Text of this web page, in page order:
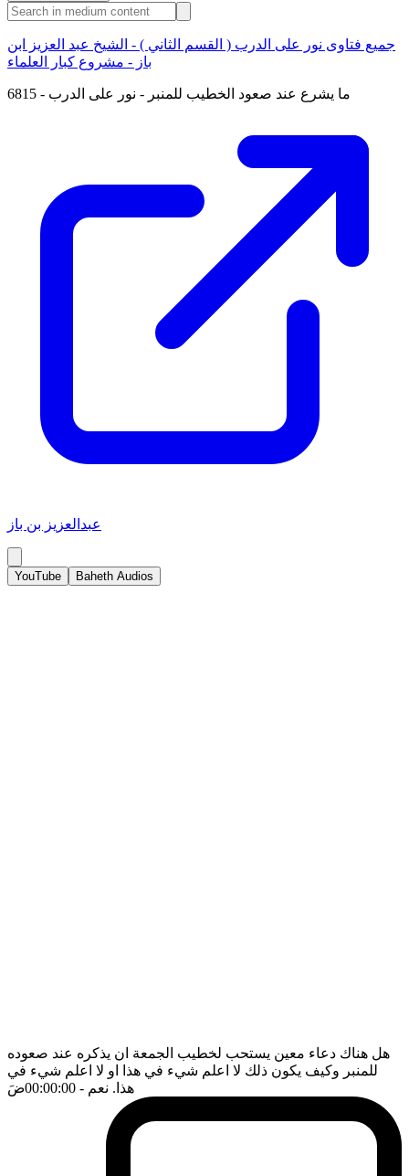
جميع فتاوى نور على الدرب ( القسم الثاني ) - الشيخ عبد العزيز ابن
باز - مشروع كبار العلماء
6815 - ما يشرع عند صعود الخطيب للمنبر - نور على الدرب
عبدالعزيز بن باز
YouTube Baheth Audios
هل هناك دعاء معين يستحب لخطيب الجمعة ان يذكره عند صعوده
للمنبر وكيف يكون ذلك لا اعلم شيء في هذا او لا اعلم شيء في
هذا. نعم - 00:00:00 ضَ